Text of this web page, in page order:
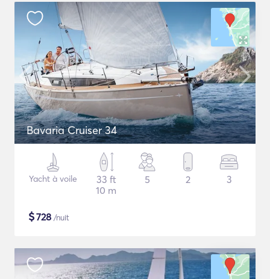
Bavaria Cruiser 34
Yacht à voile
33 ft
10 m
5 2 3
$728 /nuit